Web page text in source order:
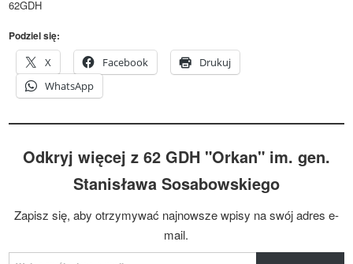
62GDH
Podziel się:
X
Facebook
Drukuj
WhatsApp
Odkryj więcej z 62 GDH "Orkan" im. gen.
Stanisława Sosabowskiego
Zapisz się, aby otrzymywać najnowsze wpisy na swój adres e-
mail.
Wpisz swój adres e-mail…